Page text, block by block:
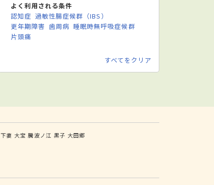
よく利用される条件
認知症 過敏性腸症候群（IBS）
更年期障害 歯周病 睡眠時無呼吸症候群
片頭痛
すべてをクリア
下妻 大宝 騰波ノ江 黒子 大田郷